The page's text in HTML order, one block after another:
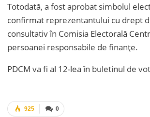
Totodată, a fost aprobat simbolul
confirmat reprezentantului cu drept
consultativ în Comisia Electorală
persoanei responsabile de finanțe.
PDCM va fi al 12-lea în buletinul de
0
925